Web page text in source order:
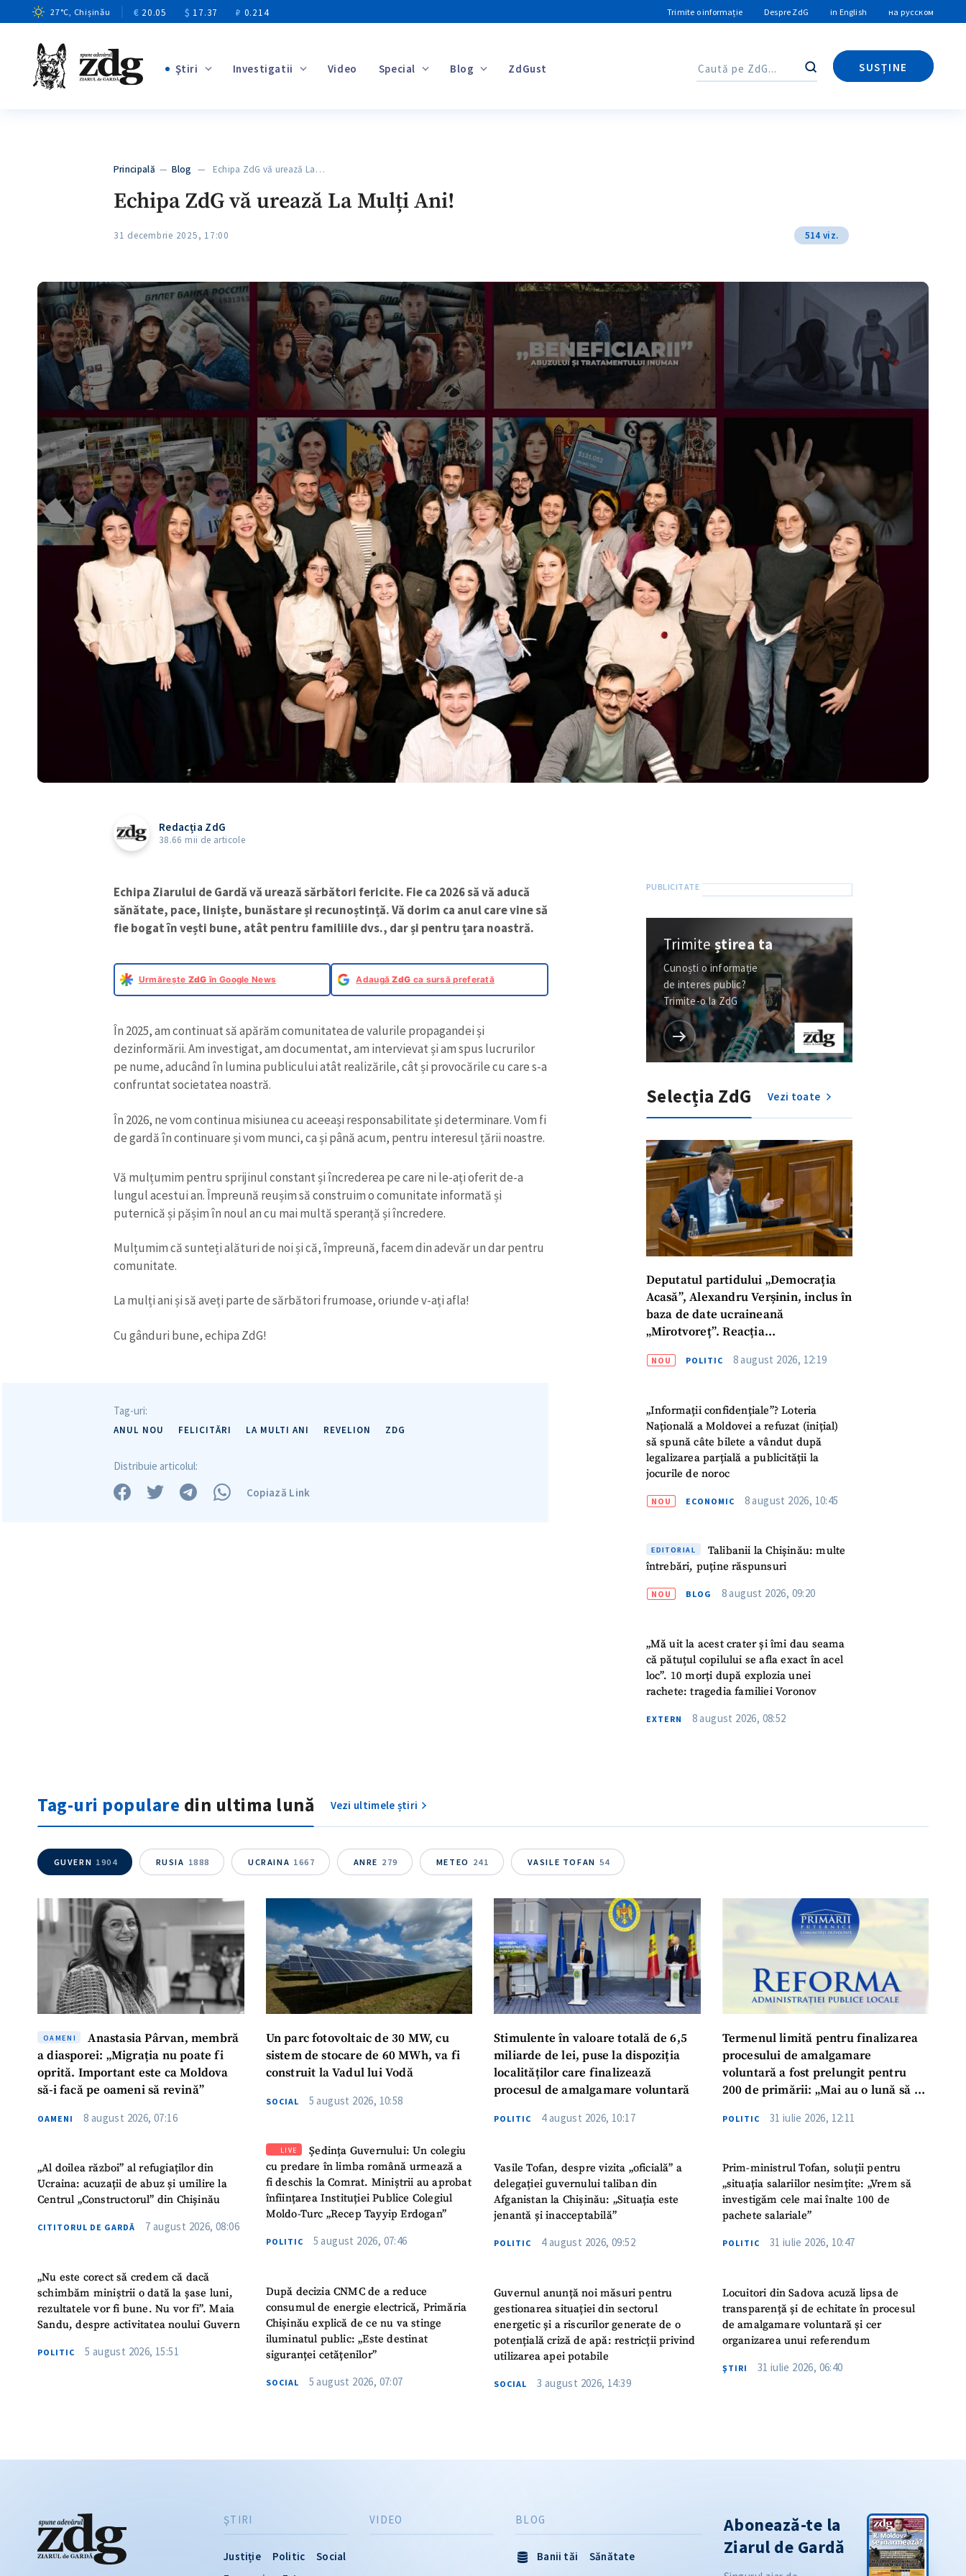
27°C, Chișinău € 20.05 $ 17.37 ₽ 0.214 Trimite o informație Despre ZdG in English на русском
Ştiri Investigatii Video Special Blog ZdGust Caută
SUSȚINE
Caută
Principală —Blog — Echipa ZdG vă urează La…
Echipa ZdG vă urează La Mulți Ani!
31 decembrie 2025, 17:00 514 viz.
Redacția ZdG
38.66 mii de articole
Echipa Ziarului de Gardă vă urează sărbători fericite. Fie ca 2026 să vă aducă
sănătate, pace, liniște, bunăstare și recunoștință. Vă dorim ca anul care vine să
fie bogat în vești bune, atât pentru familiile dvs., dar și pentru țara noastră.
Urmărește ZdG în Google News AdaugăZdG ca sursă preferată
În 2025, am continuat să apărăm comunitatea de valurile propagandei și
dezinformării. Am investigat, am documentat, am intervievat și am spus lucrurilor
pe nume, aducând în lumina publicului atât realizările, cât și provocările cu care s-a
confruntat societatea noastră.
În 2026, ne vom continua misiunea cu aceeași responsabilitate și determinare. Vom fi
de gardă în continuare și vom munci, ca și până acum, pentru interesul țării noastre.
Vă mulțumim pentru sprijinul constant și încrederea pe care ni le-ați oferit de-a
lungul acestui an. Împreună reușim să construim o comunitate informată și
puternică și pășim în noul an cu mai multă speranță și încredere.
Mulțumim că sunteți alături de noi și că, împreună, facem din adevăr un dar pentru
comunitate.
La mulți ani și să aveți parte de sărbători frumoase, oriunde v-ați afla!
Cu gânduri bune, echipa ZdG!
Tag-uri:
ANUL NOU FELICITĂRI LA MULTI ANI REVELION ZDG
Distribuie articolul:
Copiază Link
Trimiteștirea ta
Cunoști o informație
de interes public?
Trimite-o la ZdG
Selecția ZdG Vezi toate
Deputatul partidului „Democrația
Acasă”, Alexandru Verșinin, inclus în
baza de date ucraineană
„Mirotvoreț”. Reacția
NOU POLITIC 8 august 2026, 12:19
„Informații confidențiale”? Loteria
Națională a Moldovei a refuzat (inițial)
să spună câte bilete a vândut după
legalizarea parțială a publicității la
jocurile de noroc
NOU ECONOMIC 8 august 2026, 10:45
EDITORIAL
Talibanii la Chișinău: multe
întrebări, puține răspunsuri
NOU BLOG 8 august 2026, 09:20
„Mă uit la acest crater și îmi dau seama
că pătuțul copilului se afla exact în acel
loc”. 10 morți după explozia unei
rachete: tragedia familiei Voronov
EXTERN 8 august 2026, 08:52
Tag-uri populare din ultima lună Vezi ultimele știri
GUVERN 1904 RUSIA 1888 UCRAINA 1667 ANRE 279 METEO 241 VASILE TOFAN 54
OAMENI
Anastasia Pârvan, membră
a diasporei: „Migrația nu poate fi
oprită. Important este ca Moldova
să-i facă pe oameni să revină”
OAMENI 8 august 2026, 07:16
„Al doilea război” al refugiaților din
Ucraina: acuzații de abuz și umilire la
Centrul „Constructorul” din Chișinău
CITITORUL DE GARDĂ 7 august 2026, 08:06
„Nu este corect să credem că dacă
schimbăm miniștrii o dată la șase luni,
rezultatele vor fi bune. Nu vor fi”. Maia
Sandu, despre activitatea noului Guvern
POLITIC 5 august 2026, 15:51
Un parc fotovoltaic de 30 MW, cu
sistem de stocare de 60 MWh, va fi
construit la Vadul lui Vodă
SOCIAL 5 august 2026, 10:58
LIVE
Ședința Guvernului: Un colegiu
cu predare în limba română urmează a
fi deschis la Comrat. Miniștrii au aprobat
înființarea Instituției Publice Colegiul
Moldo-Turc „Recep Tayyip Erdogan”
POLITIC 5 august 2026, 07:46
După decizia CNMC de a reduce
consumul de energie electrică, Primăria
Chișinău explică de ce nu va stinge
iluminatul public: „Este destinat
siguranței cetățenilor”
SOCIAL 5 august 2026, 07:07
Stimulente în valoare totală de 6,5
miliarde de lei, puse la dispoziția
localităților care finalizează
procesul de amalgamare voluntară
POLITIC 4 august 2026, 10:17
Vasile Tofan, despre vizita „oficială” a
delegației guvernului taliban din
Afganistan la Chișinău: „Situația este
jenantă și inacceptabilă”
POLITIC 4 august 2026, 09:52
Guvernul anunță noi măsuri pentru
gestionarea situației din sectorul
energetic și a riscurilor generate de o
potențială criză de apă: restricții privind
utilizarea apei potabile
SOCIAL 3 august 2026, 14:39
Termenul limită pentru finalizarea
procesului de amalgamare
voluntară a fost prelungit pentru
200 de primării: „Mai au o lună să se
POLITIC 31 iulie 2026, 12:11
Prim-ministrul Tofan, soluții pentru
„situația salariilor nesimțite: „Vrem să
investigăm cele mai înalte 100 de
pachete salariale”
POLITIC 31 iulie 2026, 10:47
Locuitori din Sadova acuză lipsa de
transparență și de echitate în procesul
de amalgamare voluntară și cer
organizarea unui referendum
ŞTIRI 31 iulie 2026, 06:40
ŞTIRI
Justiție Politic
Social
VIDEO BLOG
Banii tăi
Sănătate
Abonează-te la
Ziarul de Gardă
Titlu știre + Adaugă titlu
+ Numele meu
+ Emailul meu
+ Telefon personal